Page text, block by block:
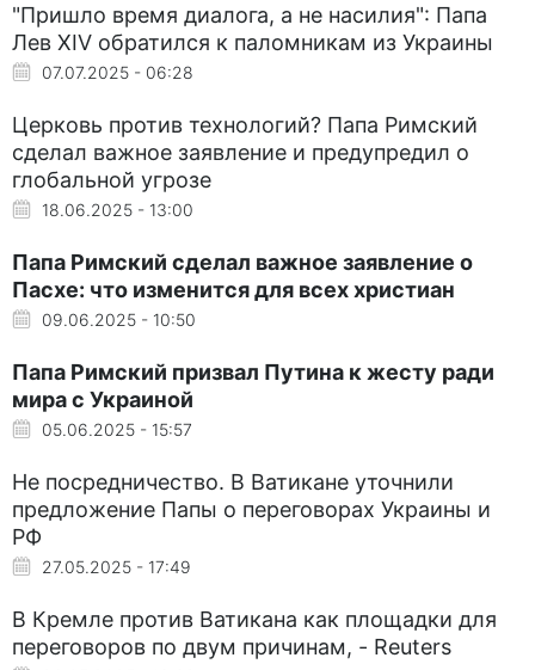
"Пришло время диалога, а не насилия": Папа
Лев XIV обратился к паломникам из Украины
07.07.2025 - 06:28
Церковь против технологий? Папа Римский
сделал важное заявление и предупредил о
глобальной угрозе
18.06.2025 - 13:00
Папа Римский сделал важное заявление о
Пасхе: что изменится для всех христиан
09.06.2025 - 10:50
Папа Римский призвал Путина к жесту ради
мира с Украиной
05.06.2025 - 15:57
Не посредничество. В Ватикане уточнили
предложение Папы о переговорах Украины и
РФ
27.05.2025 - 17:49
В Кремле против Ватикана как площадки для
переговоров по двум причинам, - Reuters